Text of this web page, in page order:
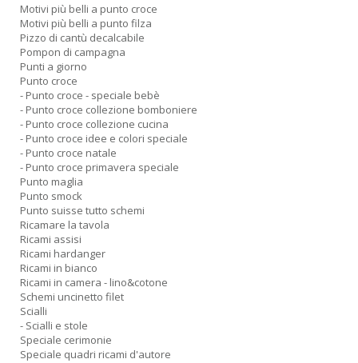
Motivi più belli a punto croce
Motivi più belli a punto filza
Pizzo di cantù decalcabile
Pompon di campagna
Punti a giorno
Punto croce
- Punto croce - speciale bebè
- Punto croce collezione bomboniere
- Punto croce collezione cucina
- Punto croce idee e colori speciale
- Punto croce natale
- Punto croce primavera speciale
Punto maglia
Punto smock
Punto suisse tutto schemi
Ricamare la tavola
Ricami assisi
Ricami hardanger
Ricami in bianco
Ricami in camera - lino&cotone
Schemi uncinetto filet
Scialli
- Scialli e stole
Speciale cerimonie
Speciale quadri ricami d'autore